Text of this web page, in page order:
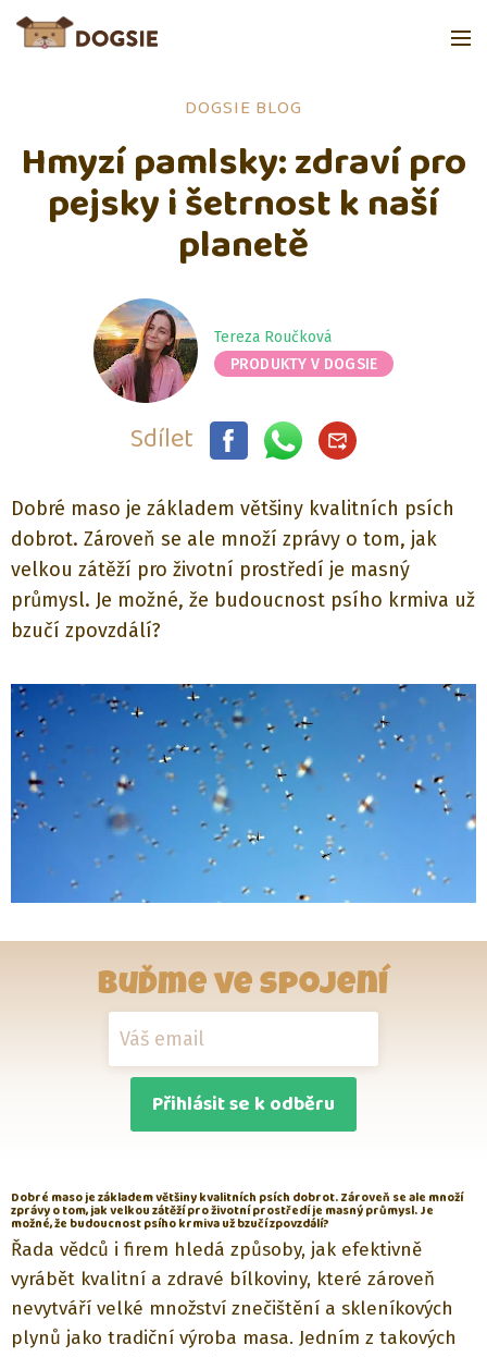
DOGSIE BLOG
Hmyzí pamlsky: zdraví pro
pejsky i šetrnost k naší
planetě
Tereza Roučková
PRODUKTY V DOGSIE
Sdílet
Dobré maso je základem většiny kvalitních psích
dobrot. Zároveň se ale množí zprávy o tom, jak
velkou zátěží pro životní prostředí je masný
průmysl. Je možné, že budoucnost psího krmiva už
bzučí zpovzdálí?
Buďme ve spojení
Přihlásit se k odběru
Dobré maso je základem většiny kvalitních psích dobrot. Zároveň se ale množí
zprávy o tom, jak velkou zátěží pro životní prostředí je masný průmysl. Je
možné, že budoucnost psího krmiva už bzučí zpovzdálí?
Řada vědců i firem hledá způsoby, jak efektivně
vyrábět kvalitní a zdravé bílkoviny, které zároveň
nevytváří velké množství znečištění a skleníkových
plynů jako tradiční výroba masa. Jedním z takových